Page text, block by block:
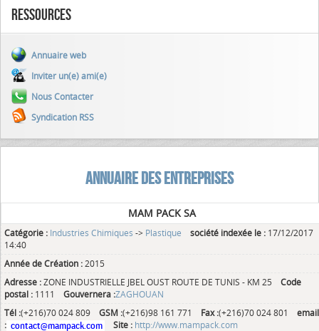
Ressources
Annuaire web
Inviter un(e) ami(e)
Nous Contacter
Syndication RSS
ANNUAIRE DES ENTREPRISES
MAM PACK SA
Catégorie : Industries Chimiques -> Plastique société indexée le : 17/12/2017
14:40
Année de Création : 2015
Adresse :ZONE INDUSTRIELLE JBEL OUST ROUTE DE TUNIS - KM 25
Code
postal : 1111 Gouvernera :ZAGHOUAN
Tél :(+216)70 024 809 GSM :(+216)98 161 771 Fax :(+216)70 024 801
email
:
Site : http://www.mampack.com